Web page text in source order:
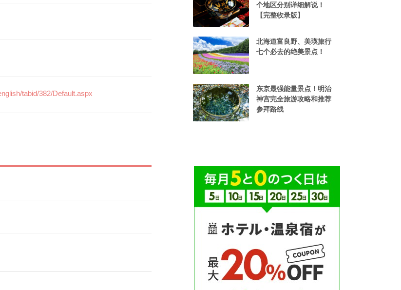
tabid/382/Default.aspx
个地区分别详细解说！
【完整收录版】
北海道富良野、美瑛旅行
七个必去的绝美景点！
东京最强能量景点！明治
神宫完全旅游攻略和推荐
参拜路线